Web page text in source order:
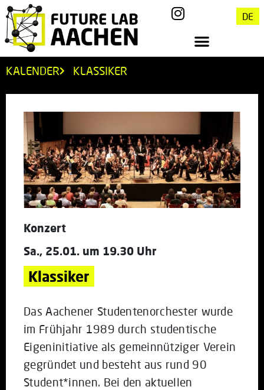
DE
KALENDER KLASSIKER
Konzert
Sa., 25.01. um 19.30 Uhr
Klassiker
Das Aachener Studentenorchester wurde
im Frühjahr 1989 durch studentische
Eigeninitiative als gemeinnütziger Verein
gegründet und besteht aus rund 90
Student*innen. Bei den aktuellen